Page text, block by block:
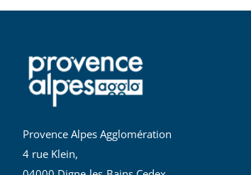
Provence Alpes Agglomération
4 rue Klein,